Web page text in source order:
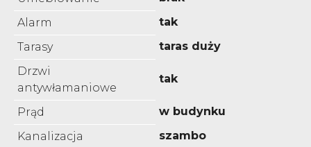
Alarm
tak
Tarasy
taras duży
Drzwi
antywłamaniowe
tak
Prąd
w budynku
Kanalizacja
szambo